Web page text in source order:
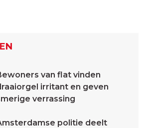
van flat vinden
irritant en geven
verrassing
politie deelt